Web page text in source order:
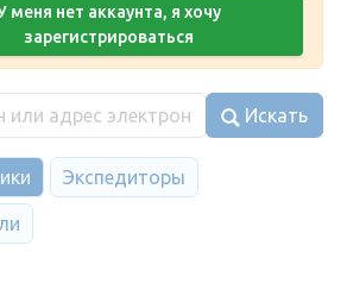
меня нет аккаунта, я хочу
зарегистрироваться
Искать
Экспедиторы